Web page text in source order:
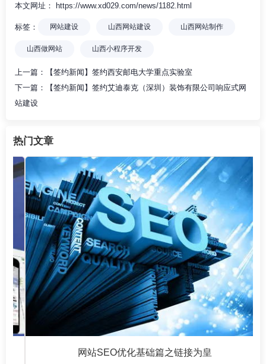
本文网址： https://www.xd029.com/news/1182.html
标签： 网站建设 山西网站建设 山西网站制作
山西做网站 山西小程序开发
上一篇：
【签约新闻】签约西安邮电大学重点实验室
下一篇：
【签约新闻】签约艾迪泰克（深圳）装饰有限公司响应式网
站建设
热门文章
网站SEO优化基础篇之链接为皇